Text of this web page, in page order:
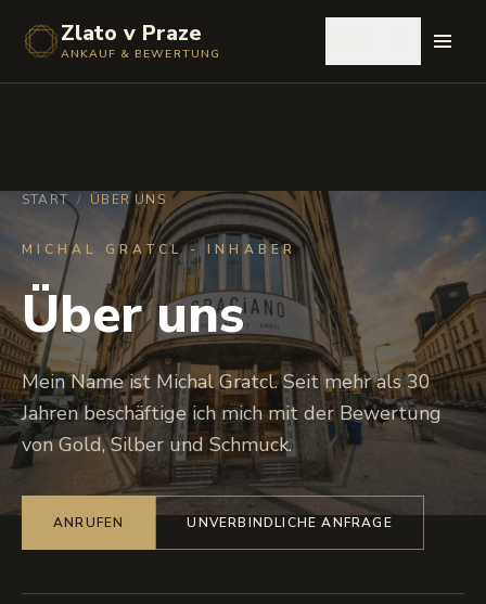
Zlato v Praze
ANKAUF & BEWERTUNG
START / ÜBER UNS
MICHAL GRATCL - INHABER
Über uns
Mein Name ist Michal Gratcl. Seit mehr als 30
Jahren beschäftige ich mich mit der Bewertung
von Gold, Silber und Schmuck.
ANRUFEN UNVERBINDLICHE ANFRAGE